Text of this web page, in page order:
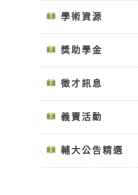
學術資源
獎助學金
徵才訊息
義賣活動
輔大公告精選